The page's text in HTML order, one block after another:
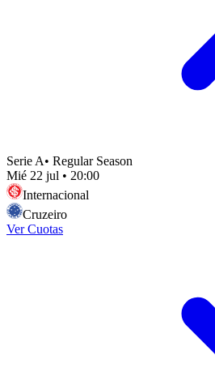
Serie A• Regular Season
Mié 22 jul • 20:00
Internacional
Cruzeiro
Ver Cuotas